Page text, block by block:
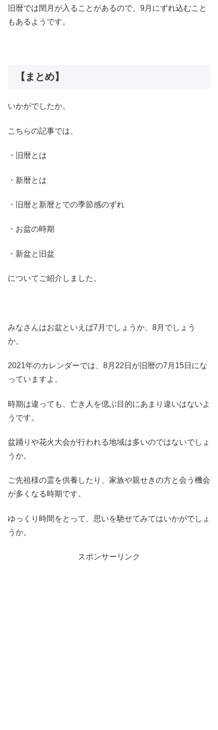
旧暦では閏月が入ることがあるので、9月にずれ込むこと
もあるようです。
【まとめ】
いかがでしたか。
こちらの記事では、
・旧暦とは
・新暦とは
・旧暦と新暦とでの季節感のずれ
・お盆の時期
・新盆と旧盆
についてご紹介しました。
みなさんはお盆といえば7月でしょうか、8月でしょう
か。
2021年のカレンダーでは、8月22日が旧暦の7月15日にな
っていますよ。
時期は違っても、亡き人を偲ぶ目的にあまり違いはないよ
うです。
盆踊りや花火大会が行われる地域は多いのではないでしょ
うか。
ご先祖様の霊を供養したり、家族や親せきの方と会う機会
が多くなる時期です。
ゆっくり時間をとって、思いを馳せてみてはいかがでしょ
うか。
スポンサーリンク